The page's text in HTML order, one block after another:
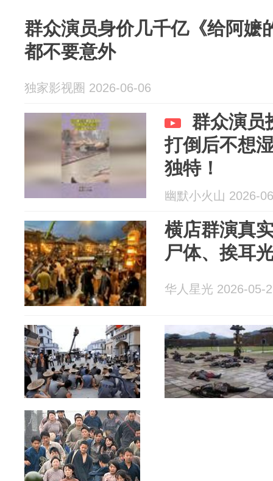
群众演员身价几千亿《给阿嬷
都不要意外
独家影视圈 2026-06-06
群众演员
打倒后不想
独特！
幽默小火山 2026-
横店群演真
尸体、挨耳
华人星光 2026-05-